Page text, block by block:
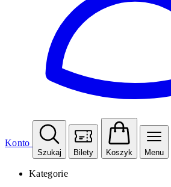
Konto
Szukaj Bilety Koszyk Menu
Kategorie